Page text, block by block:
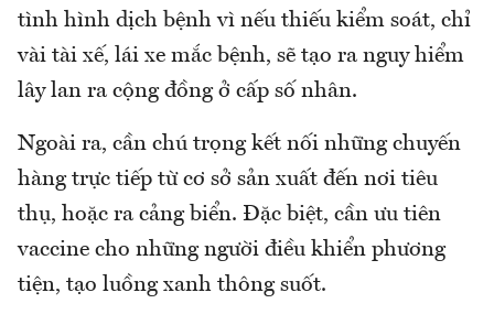
tình hình dịch bệnh vì nếu thiếu kiểm soát, chỉ
vài tài xế, lái xe mắc bệnh, sẽ tạo ra nguy hiểm
lây lan ra cộng đồng ở cấp số nhân.
Ngoài ra, cần chú trọng kết nối những chuyến
hàng trực tiếp từ cơ sở sản xuất đến nơi tiêu
thụ, hoặc ra cảng biển. Đặc biệt, cần ưu tiên
vaccine cho những người điều khiển phương
tiện, tạo luồng xanh thông suốt.